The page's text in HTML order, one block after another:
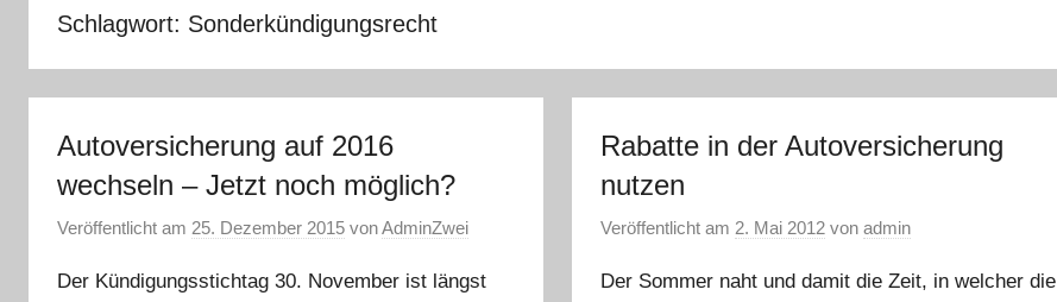
Schlagwort: Sonderkündigungsrecht
Autoversicherung auf 2016
wechseln – Jetzt noch möglich?
Veröffentlicht am 25. Dezember 2015 vonAdminZwei
Der Kündigungsstichtag 30. November ist längst
Rabatte in der Autoversicherung
nutzen
Veröffentlicht am 2. Mai 2012 vonadmin
Der Sommer naht und damit die Zeit, in welcher die